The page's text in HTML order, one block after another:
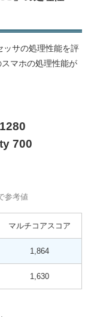
ッサの処理性能を評
マホの処理性能が
700
参考値
マルチコアスコア
1,864
1,630